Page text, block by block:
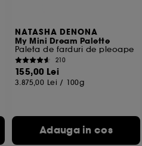
NATASHA DENONA
My Mini Dream Palette
Paleta de farduri de pleoape
210
155,00 Lei
3.875,00 Lei / 100g
Adauga in cos